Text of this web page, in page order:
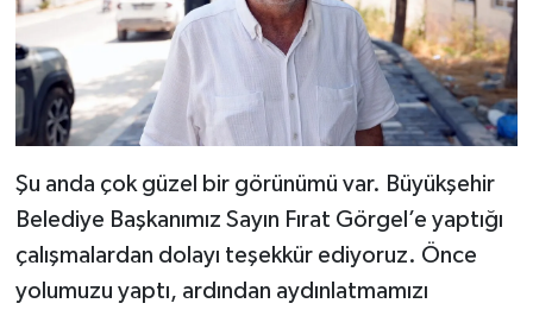
Şu anda çok güzel bir görünümü var. Büyükşehir
Belediye Başkanımız Sayın Fırat Görgel’e yaptığı
çalışmalardan dolayı teşekkür ediyoruz. Önce
yolumuzu yaptı, ardından aydınlatmamızı